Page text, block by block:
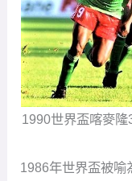
1990世界盃喀麥
1986年世界盃被喻